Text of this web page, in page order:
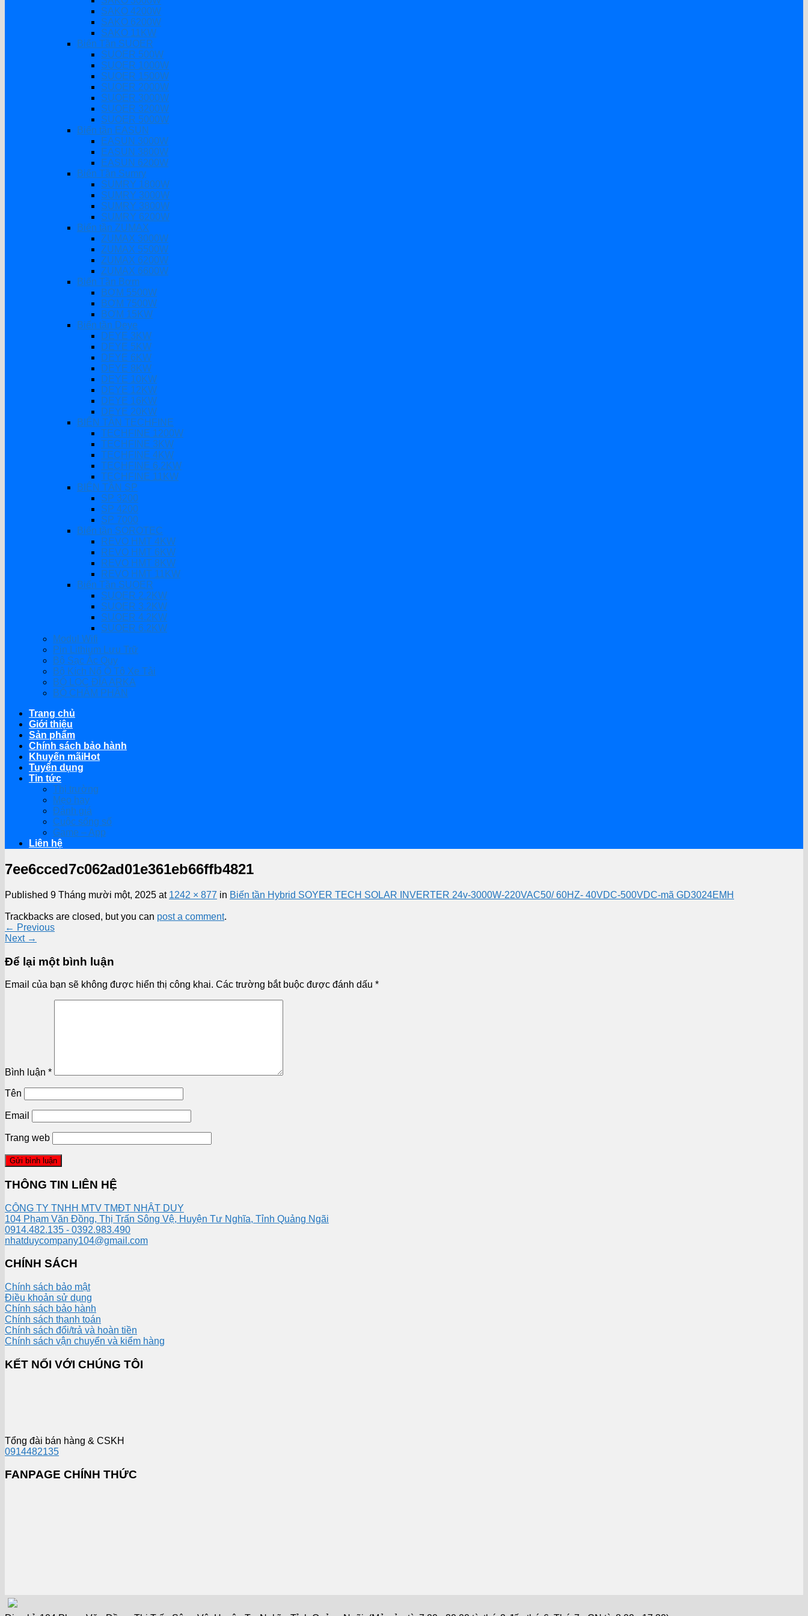
SAKO 4200W
SAKO 6200W
SAKO 11KW
Biến Tần SUOER
SUOER 500W
SUOER 1000W
SUOER 1500W
SUOER 2000W
SUOER 3000W
SUOER 3200W
SUOER 5000W
Biến tần EASUN
EASUN 3000W
EASUN 3800W
EASUN 6200W
Biến Tần Sumry
SUMRY 1800W
SUMRY 3000W
SUMRY 3800W
SUMRY 6200W
Biến tần ZUMAX
ZUMAX 3000W
ZUMAX 5500W
ZUMAX 6200W
ZUMAX 6600W
Biến Tần Bơm
BƠM 5500W
BƠM 7500W
BƠM 15KW
Biến tần Deye
DEYE 3KW
DEYE 5KW
DEYE 6KW
DEYE 8KW
DEYE 10KW
DEYE 12KW
DEYE 16KW
DEYE 20KW
BIẾN TẦN TECHFINE
TECHFINE 1200W
TECHFINE 3KW
TECHFINE 4KW
TECHFINE 6.2KW
TECHFINE 11KW
BIẾN TẦN SP
SP 3200
SP 4200
SP 7000
Biến tần SOROTEC
REVO HMT 4KW
REVO HMT 6KW
REVO HMT 8KW
REVO HMT 11KW
Biến Tần SUOER
SUOER 2.2KW
SUOER 3.2KW
SUOER 4.2KW
SUOER 6.2KW
Modul Wifi
Pin Lithium Lưu Trữ
Bộ Sạc Ắc Quy
Bộ Kích Nổ Ô Tô Xe Tải
BỘ LỌC ĐĨA ARKA
BỘ CHÂM PHÂN
Trang chủ
Giới thiệu
Sản phẩm
Chính sách bảo hành
Khuyến mãi
Tuyển dụng
Tin tức
Thị trường
Mẹo hay
Đánh giá
Cuộc sống số
Game – App
Liên hệ
7ee6cced7c062ad01e361eb66ffb4821
Published 9 Tháng mười một, 2025 at 1242 × 877 in Biến tần Hybrid SOYER TECH SOLAR INVERTER 24v-3000W-220VAC50/ 60HZ- 40VDC-500VDC-mã GD3024EMH
Trackbacks are closed, but you can post a comment.
← Previous
Next →
Để lại một bình luận
Email của bạn sẽ không được hiển thị công khai. Các trường bắt buộc được đánh dấu *
Bình luận *
Tên
Email
Trang web
THÔNG TIN LIÊN HỆ
CÔNG TY TNHH MTV TMĐT NHẬT DUY
104 Phạm Văn Đồng, Thị Trấn Sông Vệ, Huyện Tư Nghĩa, Tỉnh Quảng Ngãi
0914.482.135 - 0392.983.490
nhatduycompany104@gmail.com
CHÍNH SÁCH
Chính sách bảo mật
Điều khoản sử dụng
Chính sách bảo hành
Chính sách thanh toán
Chính sách đổi/trả và hoàn tiền
Chính sách vận chuyển và kiểm hàng
KẾT NỐI VỚI CHÚNG TÔI
Tổng đài bán hàng & CSKH
0914482135
FANPAGE CHÍNH THỨC